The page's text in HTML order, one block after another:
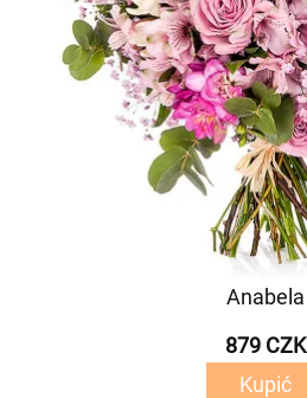
Anabela
879 CZK
Kupić